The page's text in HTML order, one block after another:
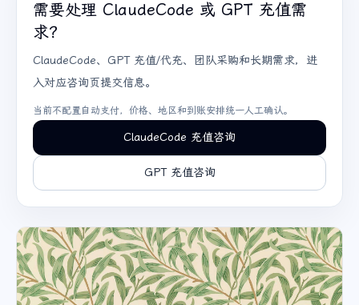
需要处理 ClaudeCode 或 GPT 充值需
求？
ClaudeCode、GPT 充值/代充、团队采购和长期需求，进
入对应咨询页提交信息。
当前不配置自动支付，价格、地区和到账安排统一人工确认。
ClaudeCode 充值咨询
GPT 充值咨询